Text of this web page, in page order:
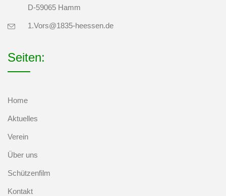
D-59065 Hamm
1.Vors@1835-heessen.de
Seiten:
Home
Aktuelles
Verein
Über uns
Schützenfilm
Kontakt